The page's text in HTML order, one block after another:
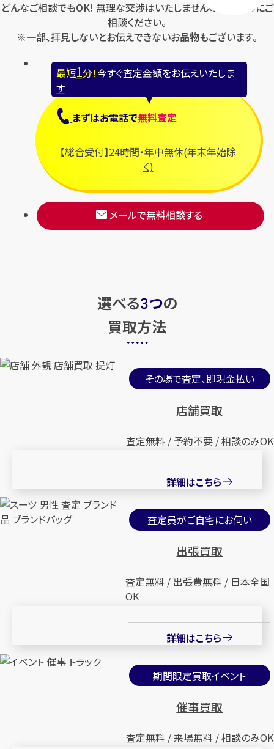
どんなご相談でもOK! 無理な交渉はいたしませんのでお気軽にご
相談ください。
※一部、拝見しないとお伝えできないお品物もございます。
最短1分！今すぐ査定金額をお伝えいたしま
す
まずはお電話で無料査定
【総合受付】24時間・年中無休(年末年始除
く)
メールで無料相談する
選べる3つの
買取方法
その場で査定、即現金払い
店舗買取
査定無料 / 予約不要 / 相談のみOK
詳細はこちら
査定員がご自宅にお伺い
出張買取
査定無料 / 出張費無料 / 日本全国
OK
詳細はこちら
期間限定買取イベント
催事買取
査定無料 / 来場無料 / 相談のみOK